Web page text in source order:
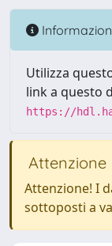
Utilizza
link a questo
https://
Attenzione
Attenzione! I
sottoposti a